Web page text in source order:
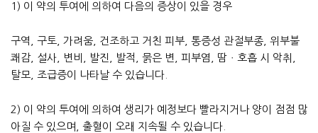
1) 이 약의 투여에 의하여 다음의 증상이 있을 경우
구역, 구토, 가려움, 건조하고 거친 피부, 통증성 관절부종, 위부불
쾌감, 설사, 변비, 발진, 발적, 묽은 변, 피부염, 땀ㆍ호흡 시 악취,
탈모, 조급증이 나타날 수 있습니다.
2) 이 약의 투여에 의하여 생리가 예정보다 빨라지거나 양이 점점 많
아질 수 있으며, 출혈이 오래 지속될 수 있습니다.